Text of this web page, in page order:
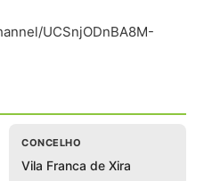
UCSnjODnBA8M-
CONCELHO
Vila Franca de Xira